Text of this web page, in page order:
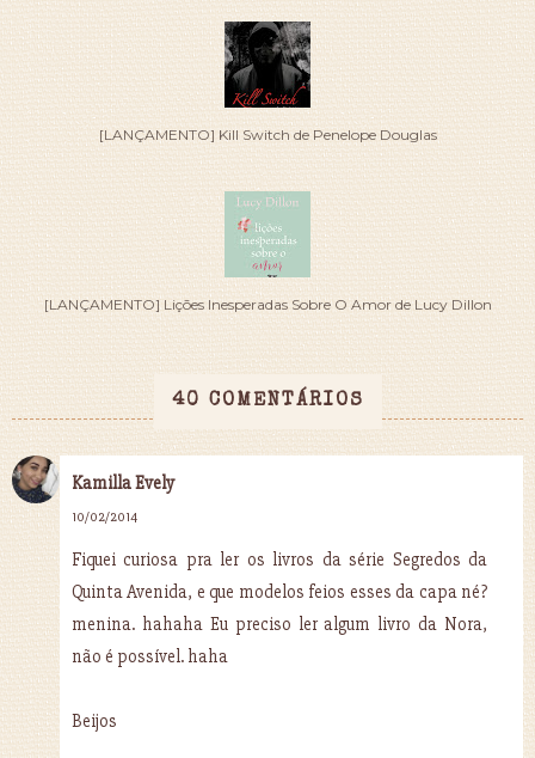
[LANÇAMENTO] Kill Switch de Penelope Douglas
[LANÇAMENTO] Lições Inesperadas Sobre O Amor de Lucy Dillon
40 COMENTÁRIOS
Kamilla Evely
10/02/2014
Fiquei curiosa pra ler os livros da série Segredos da
Quinta Avenida, e que modelos feios esses da capa né?
menina. hahaha Eu preciso ler algum livro da Nora,
não é possível. haha
Beijos